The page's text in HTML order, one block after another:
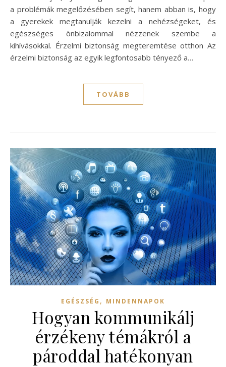
a problémák megelőzésében segít, hanem abban is, hogy
a gyerekek megtanulják kezelni a nehézségeket, és
egészséges önbizalommal nézzenek szembe a
kihívásokkal. Érzelmi biztonság megteremtése otthon Az
érzelmi biztonság az egyik legfontosabb tényező a…
TOVÁBB
EGÉSZSÉG , MINDENNAPOK
Hogyan kommunikálj
érzékeny témákról a
pároddal hatékonyan